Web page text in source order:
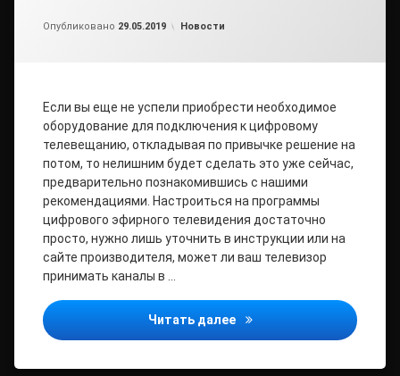
Опубликовано 29.05.2019 Рубрики:
Новости
Если вы еще не успели приобрести необходимое
оборудование для подключения к цифровому
телевещанию, откладывая по привычке решение на
потом, то нелишним будет сделать это уже сейчас,
предварительно познакомившись с нашими
рекомендациями. Настроиться на программы
цифрового эфирного телевидения достаточно
просто, нужно лишь уточнить в инструкции или на
сайте производителя, может ли ваш телевизор
принимать каналы в …
Читать далее Настройся на «цифру»!